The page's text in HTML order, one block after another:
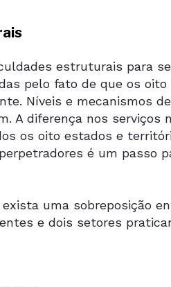
estruturais para
pelo fato de que os
Níveis e mecanismos
A diferença nos serviços
os oito estados e
é um passo
uma sobreposição
e dois setores